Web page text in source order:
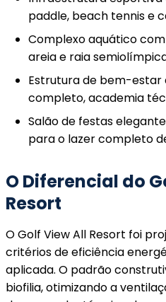
paddle, beach tennis e
Complexo aquático
areia e raia
Estrutura de bem-estar
completo, academia
Salão de festas
para o lazer completo
O Diferencial do
Resort
O Golf View All Resort foi
critérios de eficiência
aplicada. O padrão
biofilia, otimizando a